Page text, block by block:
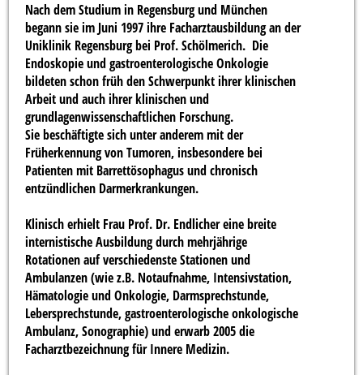
Nach dem Studium in Regensburg und München
begann sie im Juni 1997 ihre Facharztausbildung an der
Uniklinik Regensburg bei Prof. Schölmerich. Die
Endoskopie und gastroenterologische Onkologie
bildeten schon früh den Schwerpunkt ihrer klinischen
Arbeit und auch ihrer klinischen und
grundlagenwissenschaftlichen Forschung.
Sie beschäftigte sich unter anderem mit der
Früherkennung von Tumoren, insbesondere bei
Patienten mit Barrettösophagus und chronisch
entzündlichen Darmerkrankungen.
Klinisch erhielt Frau Prof. Dr. Endlicher eine breite
internistische Ausbildung durch mehrjährige
Rotationen auf verschiedenste Stationen und
Ambulanzen (wie z.B. Notaufnahme, Intensivstation,
Hämatologie und Onkologie, Darmsprechstunde,
Lebersprechstunde, gastroenterologische onkologische
Ambulanz, Sonographie) und erwarb 2005 die
Facharztbezeichnung für Innere Medizin.